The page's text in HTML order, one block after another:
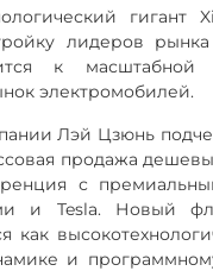
гигант
лидеров
к масштабной
электромобилей.
Лэй Цзюнь
продажа
с
и Tesla. Новый
как
и